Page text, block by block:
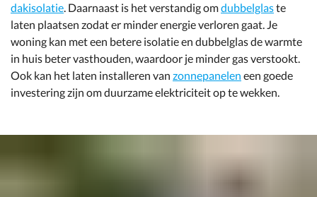
dakisolatie. Daarnaast is het verstandig omdubbelglaste
laten plaatsen zodat er minder energie verloren gaat. Je
woning kan met een betere isolatie en dubbelglas de warmte
in huis beter vasthouden, waardoor je minder gas verstookt.
Ook kan het laten installeren van zonnepanelen een goede
investering zijn om duurzame elektriciteit op te wekken.